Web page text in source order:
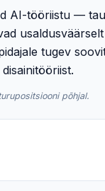
AI-tööriistu —
tugev
põhjal.